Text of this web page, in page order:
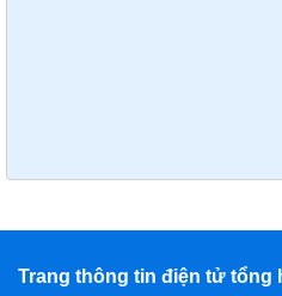
Trang thông tin điện tử tổng